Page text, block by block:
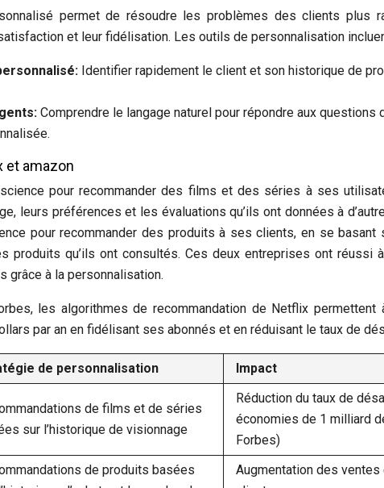
permet de résoudre les problèmes des clients plus
et leur fidélisation. Les outils de personnalisation
Identifier rapidement le client et son historique de
Comprendre le langage naturel pour répondre aux questions
et amazon
pour recommander des films et des séries à ses
leurs préférences et les évaluations qu’ils ont données à
pour recommander des produits à ses clients, en se basant
produits qu’ils ont consultés. Ces deux entreprises ont réussi
grâce à la personnalisation.
les algorithmes de recommandation de Netflix permettent
par an en fidélisant ses abonnés et en réduisant le taux de
de personnalisation Impact
de films et de séries
sur l’historique de visionnage
Réduction du taux de
économies de 1 milliard
Forbes)
de produits basées
Augmentation des